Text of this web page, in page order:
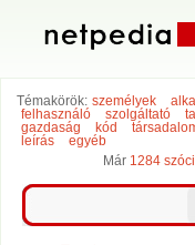
Témakörök: személyek
felhasználó
szolgáltató
gazdaság
kód
leírás
egyéb
Már 1284